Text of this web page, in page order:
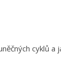
cyklů a